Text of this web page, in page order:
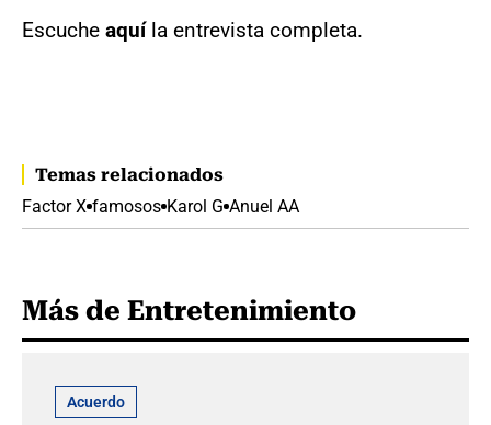
Escuche aquí la entrevista completa.
Temas relacionados
Factor X famosos Karol G Anuel AA
Más de Entretenimiento
Acuerdo